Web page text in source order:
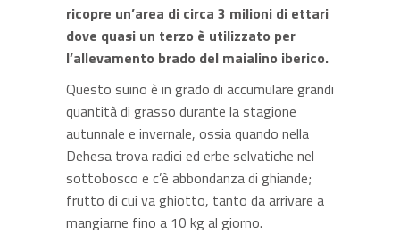
ricopre un’area di circa 3 milioni di ettari
dove quasi un terzo è utilizzato per
l’allevamento brado del maialino iberico.
Questo suino è in grado di accumulare grandi
quantità di grasso durante la stagione
autunnale e invernale, ossia quando nella
Dehesa trova radici ed erbe selvatiche nel
sottobosco e c’è abbondanza di ghiande;
frutto di cui va ghiotto, tanto da arrivare a
mangiarne fino a 10 kg al giorno.